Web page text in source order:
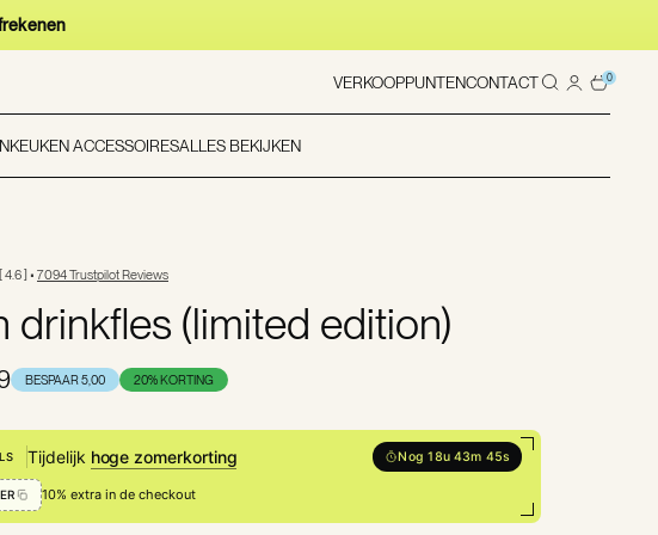
VERKOOPPUNTENCONTACT 0
KEUKEN ACCESSOIRESALLES BEKIJKEN
[ 4.6 ] • 7094 Trustpilot Reviews
drinkfles (limited edition)
BESPAAR 5,00 20% KORTING
Tijdelijk hoge zomerkorting Nog 18u 43m 44s
10% extra in de checkout